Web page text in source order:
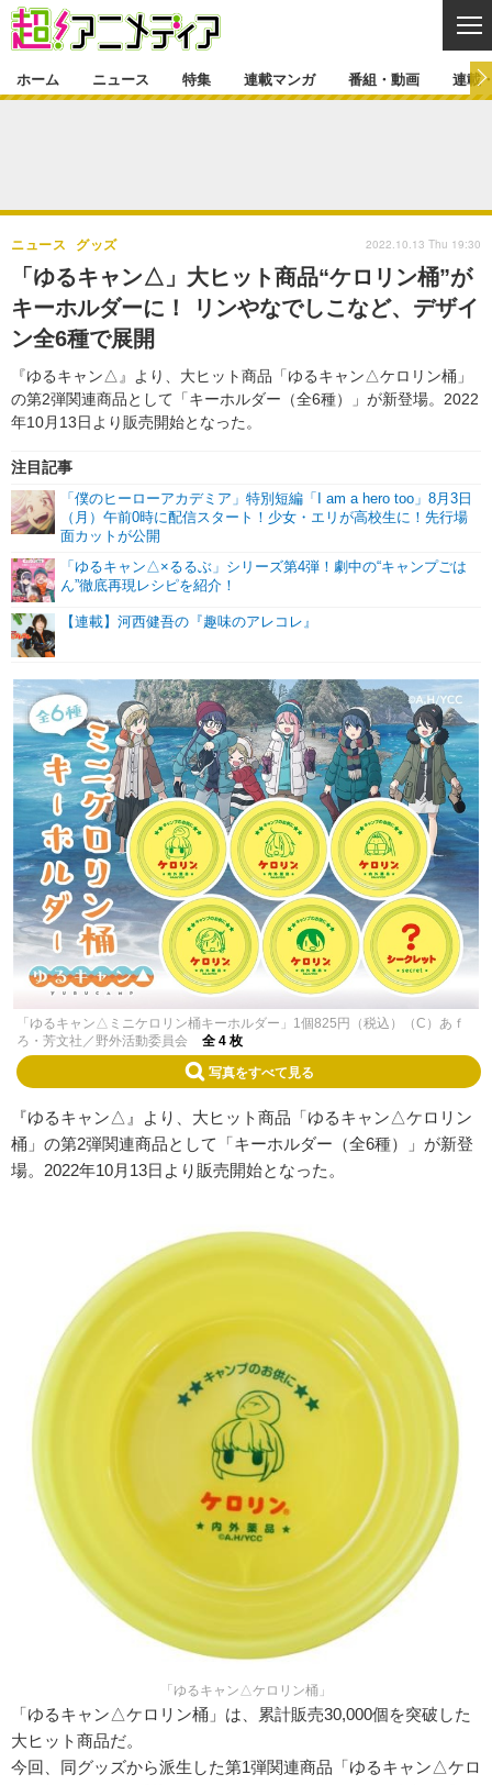
ゲーム・アプリ マンガ
グッズ イベント
声優
舞台 新帝スタ
特集一覧 カバー
ラキりす
連載マンガ
番組・動画
番組・動画一覧 ラジオ
動画
連載・ブログ
連載・ブログ一覧
編集部ブログ・お知らせ
ホーム ニュース 特集 連載マンガ 番組・動画 連載
「ゆるキャン△」大ヒット商品“ケロリン桶”が
キーホルダーに！ リンやなでしこなど、デザイ
ン全6種で展開
『ゆるキャン△』より、大ヒット商品「ゆるキャン△ケロリン桶」
の第2弾関連商品として「キーホルダー（全6種）」が新登場。2022
年10月13日より販売開始となった。
ニュース グッズ
注目記事
「僕のヒーローアカデミア」特別短編「I am a hero too」8月3日
（月）午前0時に配信スタート！少女・エリが高校生に！先行場
面カットが公開
「ゆるキャン△×るるぶ」シリーズ第4弾！劇中の“キャンプごは
ん”徹底再現レシピを紹介！
【連載】河西健吾の『趣味のアレコレ』
2022.10.13 Thu 19:30
「ゆるキャン△ミニケロリン桶キーホルダー」1個825円（税込）（C）あｆ
ろ・芳文社／野外活動委員会
全 4 枚
写真をすべて見る
『ゆるキャン△』より、大ヒット商品「ゆるキャン△ケロリン
桶」の第2弾関連商品として「キーホルダー（全6種）」が新登
場。2022年10月13日より販売開始となった。
「ゆるキャン△ケロリン桶」
「ゆるキャン△ケロリン桶」は、累計販売30,000個を突破した
大ヒット商品だ。
今回、同グッズから派生した第1弾関連商品「ゆるキャン△ケロ